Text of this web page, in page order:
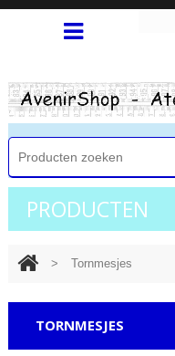
PRODUCTEN
> Tornmesjes
TORNMESJES